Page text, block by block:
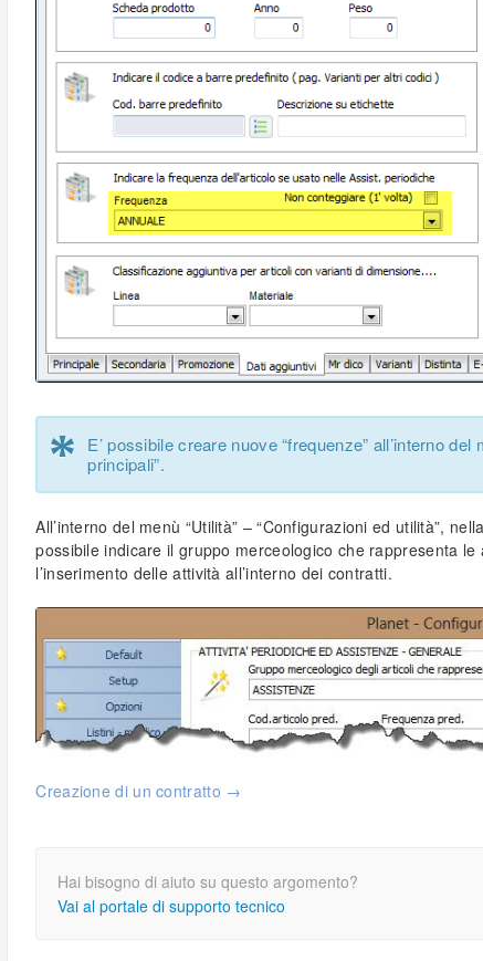
*
E’ possibile creare nuove “frequenze” all’interno del
principali”.
All’interno del menù “Utilità” – “Configurazioni ed utilità”,
possibile indicare il gruppo merceologico che rappresenta
l’inserimento delle attività all’interno dei contratti.
Creazione di un contratto →
Hai bisogno di aiuto su questo argomento?
Vai al portale di supporto tecnico